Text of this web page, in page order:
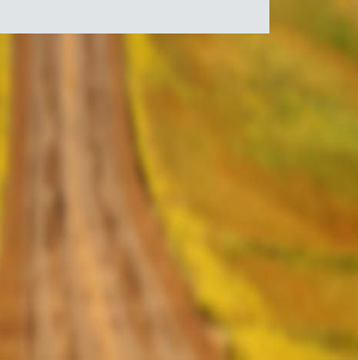
Canada